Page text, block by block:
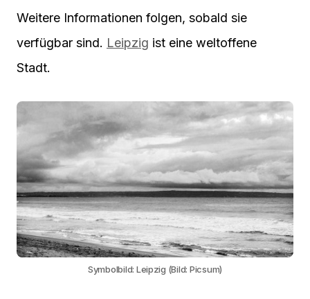
Weitere Informationen folgen, sobald sie
verfügbar sind. Leipzig ist eine weltoffene
Stadt.
Symbolbild: Leipzig (Bild: Picsum)